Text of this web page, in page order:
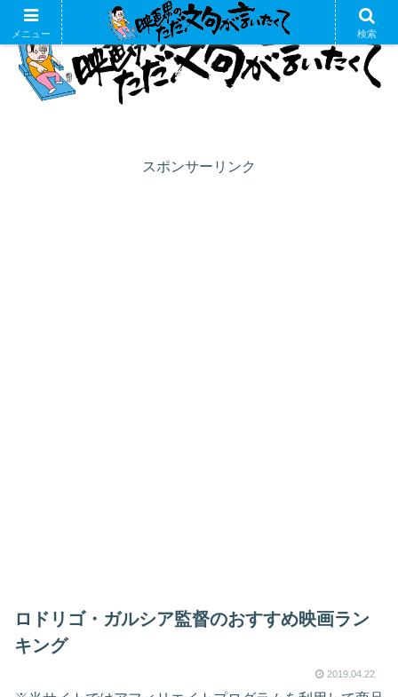
スポンサーリンク
ロドリゴ・ガルシア監督のおすすめ映画ラン
キング
2019.04.22
メニュー 検索